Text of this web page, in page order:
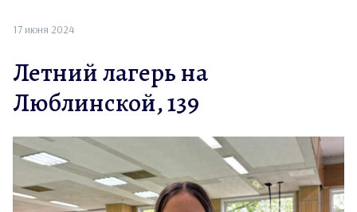
17 июня 2024
Летний лагерь на
Люблинской, 139